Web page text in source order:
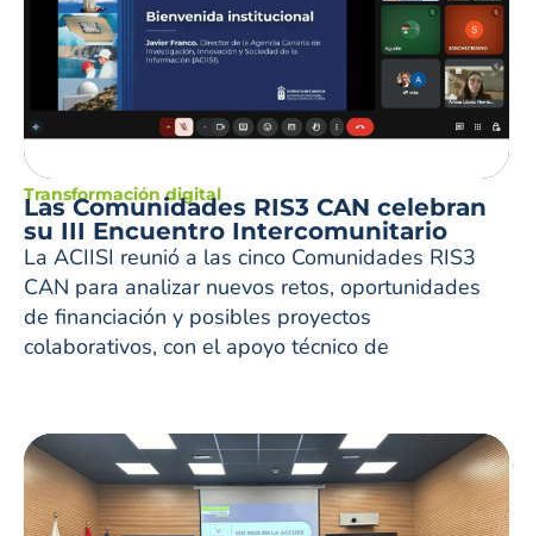
Transformación digital
Las Comunidades RIS3 CAN celebran
su III Encuentro Intercomunitario
La ACIISI reunió a las cinco Comunidades RIS3
CAN para analizar nuevos retos, oportunidades
de financiación y posibles proyectos
colaborativos, con el apoyo técnico de